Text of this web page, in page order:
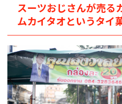
スーツおじさんが売る
ムカイタオというタイ